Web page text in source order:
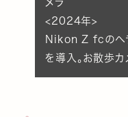
メラ
<2024年>
Nikon Z fcのヘ
を導入。お散歩カ